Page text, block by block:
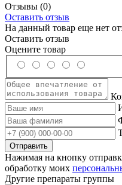
Отзывы (0)
Оставить отзыв
На данный товар еще нет
Оставить отзыв
Оцените товар
Нажимая на кнопку
обработку моих
Другие препараты группы